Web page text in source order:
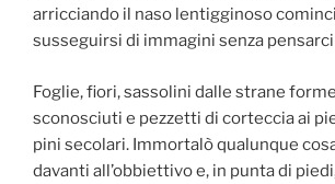
arricciando il naso lentigginoso
susseguirsi di immagini senza
Foglie, fiori, sassolini dalle strane
sconosciuti e pezzetti di corteccia ai
pini secolari. Immortalò qualunque
davanti all’obbiettivo e, in punta di